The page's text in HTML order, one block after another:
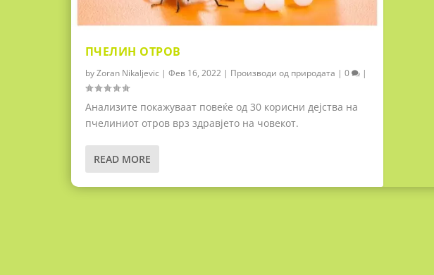
ПЧЕЛИН ОТРОВ
byZoran Nikaljevic | Фев 16, 2022 | Производи од природата | 0 |
Анализите покажуваат повеќе од 30 корисни дејства на
пчелиниот отров врз здравјето на човекот.
READ MORE